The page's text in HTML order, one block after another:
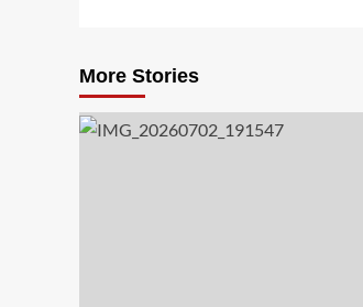
More Stories